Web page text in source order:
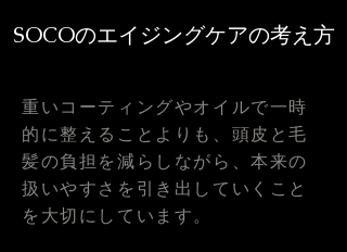
SOCOのエイジングケアの考え方
重いコーティングやオイルで一時
的に整えることよりも、頭皮と毛
髪の負担を減らしながら、本来の
扱いやすさを引き出していくこと
を大切にしています。